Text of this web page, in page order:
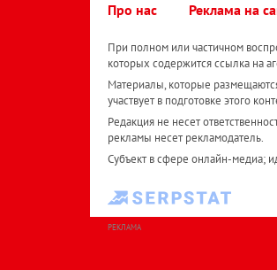
Про нас Реклама на
При полном или частичном
которых содержится ссылка на
Материалы, которые
участвует в подготовке этого
Редакция не несет
рекламы несет рекламодатель.
Субъект в сфере онлайн-медиа;
РЕКЛАМА